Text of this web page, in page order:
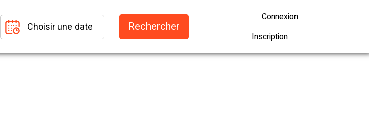
Connexion
Inscription